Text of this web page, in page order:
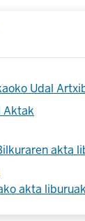
Udal
Aktak
akta
akta liburuak